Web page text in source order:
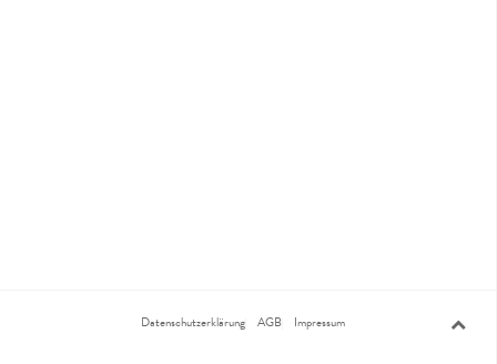
Datenschutzerklärung AGB Impressum